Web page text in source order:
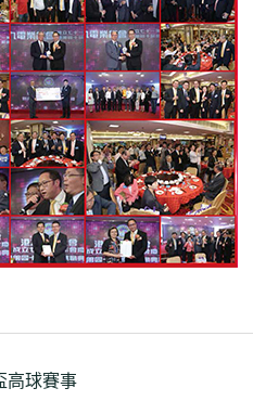
高球賽事